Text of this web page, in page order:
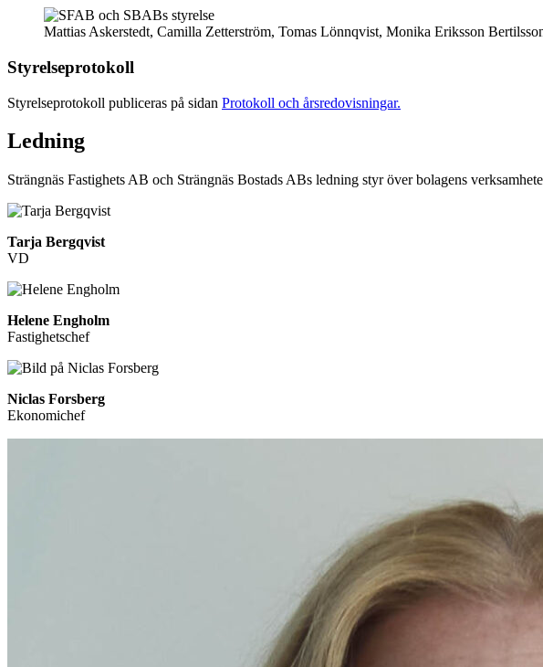
Mattias Askerstedt, Camilla Zetterström, Tomas Lönnqvist, Monika Eriksson
Styrelseprotokoll
Styrelseprotokoll publiceras på sidan Protokoll och årsredovisningar.
Ledning
Strängnäs Fastighets AB och Strängnäs Bostads ABs ledning styr över bolagens
Tarja Bergqvist
VD
Helene Engholm
Fastighetschef
Niclas Forsberg
Ekonomichef